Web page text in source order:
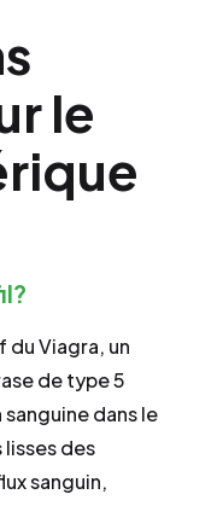
le
Viagra, un
de type 5
dans le
des
sanguin,